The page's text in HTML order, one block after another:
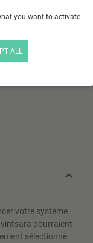
you want to activate
ALL
votre système
pourraient
sélectionné